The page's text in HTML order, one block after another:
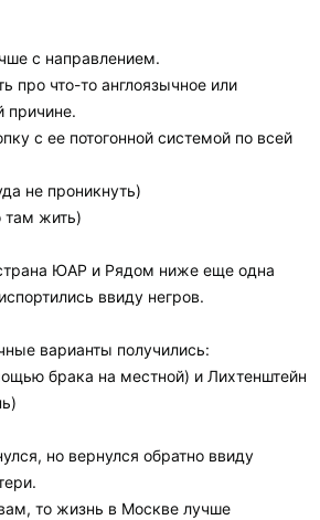
с направлением.
про что-то англоязычное или
причине.
с ее потогонной системой по всей
не проникнуть)
там жить)
ЮАР и Рядом ниже еще одна
ввиду негров.
варианты получились:
брака на местной) и Лихтенштейн
но вернулся обратно ввиду
то жизнь в Москве лучше